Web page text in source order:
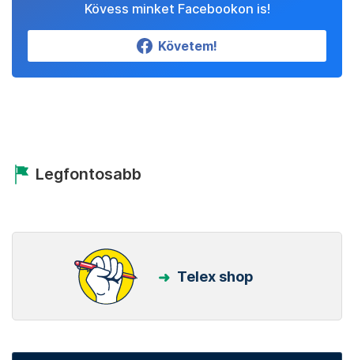
Kövess minket Facebookon is!
Követem!
Legfontosabb
Telex shop